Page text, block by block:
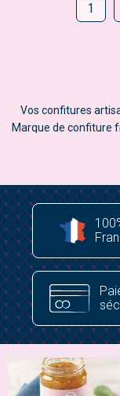
1
Vos confitures
Marque de confiture
pots à la main pour
saveurs : fruits
confitures
Avec votre
possibilité de créer
offrir... ou à
confitures haut de